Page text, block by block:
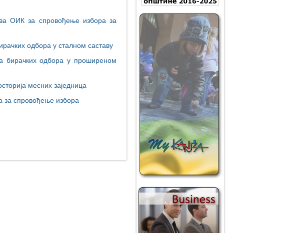
ОИК за спровођење избора за
одбора у сталном саставу
бирачких одбора у проширеном
месних заједница
за спровођење избора